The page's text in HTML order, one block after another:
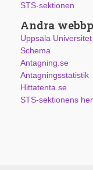
STS-sektionen
Andra
Uppsala Universitet
Schema
Antagning.se
Antagningsstatistik
Hittatenta.se
STS-sektionens